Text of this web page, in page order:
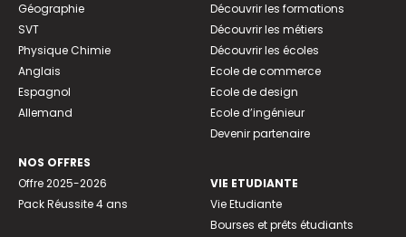
Géographie
SVT
Physique Chimie
Anglais
Espagnol
Allemand
NOS OFFRES
Offre 2025-2026
Pack Réussite 4 ans
Découvrir les formations
Découvrir les métiers
Découvrir les écoles
Ecole de commerce
Ecole de design
Ecole d’ingénieur
Devenir partenaire
VIE ETUDIANTE
Vie Etudiante
Bourses et prêts étudiants